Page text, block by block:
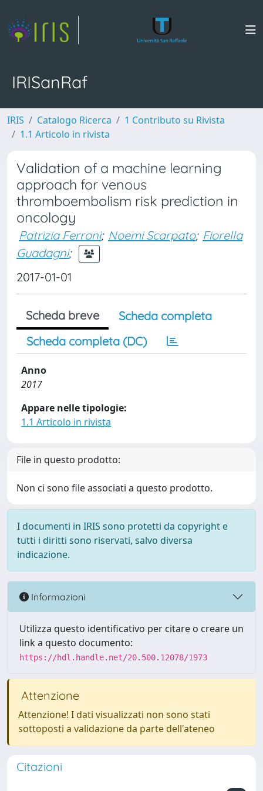
IRISanRaf
IRIS Catalogo Ricerca
1 Contributo su Rivista
1.1 Articolo in rivista
Validation of a machine learning
approach for venous
thromboembolism risk prediction in
oncology
Patrizia Ferroni; Noemi Scarpato; Fiorella
Guadagni;
2017-01-01
Scheda breve
Scheda completa
Scheda completa (DC)
Anno
2017
Appare nelle tipologie:
1.1 Articolo in rivista
File in questo prodotto:
Non ci sono file associati a questo prodotto.
I documenti in IRIS sono protetti da copyright e
tutti i diritti sono riservati, salvo diversa
indicazione.
Informazioni
Utilizza questo identificativo per citare o creare un
link a questo documento:
https://hdl.handle.net/20.500.12078/1973
Attenzione
Attenzione! I dati visualizzati non sono stati
sottoposti a validazione da parte dell'ateneo
Citazioni